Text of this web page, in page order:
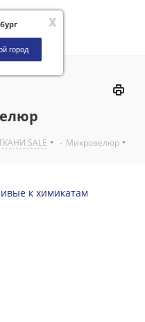
x
город
SALE - Микровелюр
к химикатам